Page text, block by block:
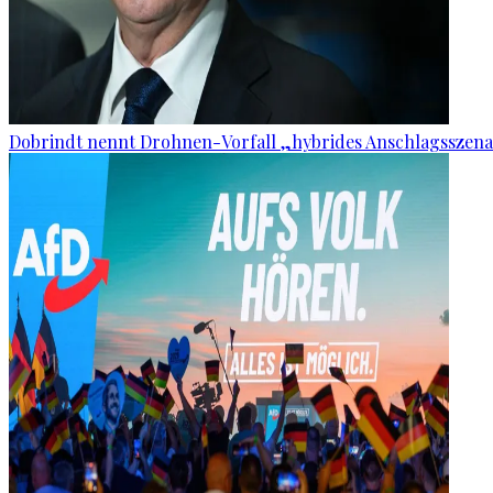
Dobrindt nennt Drohnen-Vorfall „hybrides